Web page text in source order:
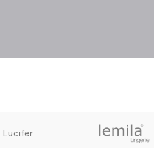
Lucifer